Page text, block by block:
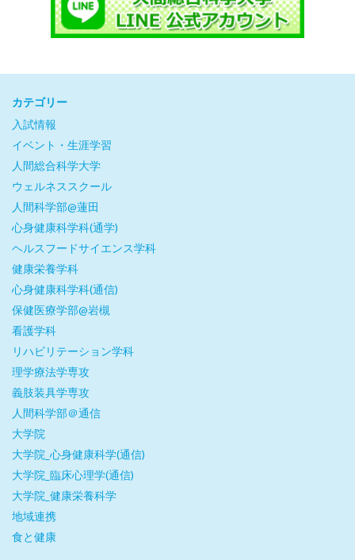
カテゴリー
入試情報
イベント・生涯学習
人間総合科学大学
ウェルネススクール
人間科学部@蓮田
心身健康科学科(通学)
ヘルスフードサイエンス学科
健康栄養学科
心身健康科学科(通信)
保健医療学部@岩槻
看護学科
リハビリテーション学科
理学療法学専攻
義肢装具学専攻
人間科学部＠通信
大学院
大学院_心身健康科学(通信)
大学院_臨床心理学(通信)
大学院_健康栄養科学
地域連携
食と健康